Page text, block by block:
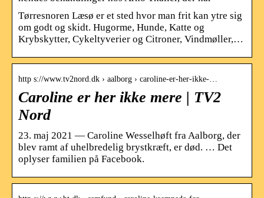
Tørresnoren Læsø er et sted hvor man frit kan ytre sig
om godt og skidt. Hugorme, Hunde, Katte og
Krybskytter, Cykeltyverier og Citroner, Vindmøller,…
http s://www.tv2nord.dk › aalborg › caroline-er-her-ikke-…
Caroline er her ikke mere | TV2
Nord
23. maj 2021 — Caroline Wesselhøft fra Aalborg, der
blev ramt af uhelbredelig brystkræft, er død. … Det
oplyser familien på Facebook.